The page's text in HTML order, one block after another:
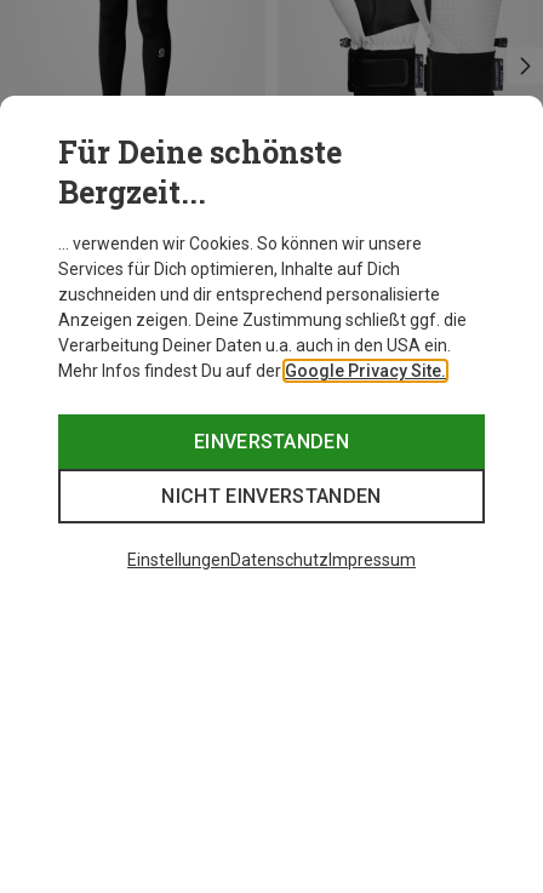
Du sparst 25%
Für Deine schönste
Bergzeit...
… verwenden wir Cookies. So können wir unsere
Services für Dich optimieren, Inhalte auf Dich
zuschneiden und dir entsprechend personalisierte
Anzeigen zeigen. Deine Zustimmung schließt ggf. die
Verarbeitung Deiner Daten u.a. auch in den USA ein.
Mehr Infos findest Du auf der Google Privacy Site.
EINVERSTANDEN
NICHT EINVERSTANDEN
EinstellungenDatenschutz Impressum